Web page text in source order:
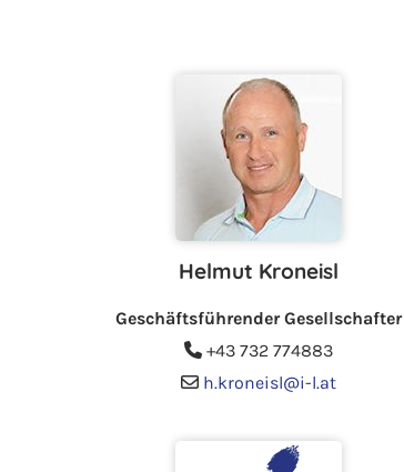
Helmut Kroneisl
Geschäftsführender Gesellschafter
 +43 732 774883
 h.kroneisl@i-l.at